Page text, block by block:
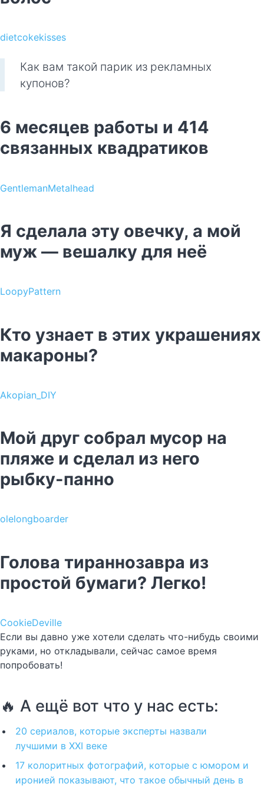
dietcokekisses
Как вам такой парик из рекламных
купонов?
6 месяцев работы и 414
связанных квадратиков
GentlemanMetalhead
Я сделала эту овечку, а мой
муж — вешалку для неё
LoopyPattern
Кто узнает в этих украшениях
макароны?
Akopian_DIY
Мой друг собрал мусор на
пляже и сделал из него
рыбку-панно
olelongboarder
Голова тираннозавра из
простой бумаги? Легко!
CookieDeville
Если вы давно уже хотели сделать что-нибудь своими
руками, но откладывали, сейчас самое время
попробовать!
🔥 А ещё вот что у нас есть:
20 сериалов, которые эксперты назвали
лучшими в XXI веке
17 колоритных фотографий, которые с юмором и
иронией показывают, что такое обычный день в